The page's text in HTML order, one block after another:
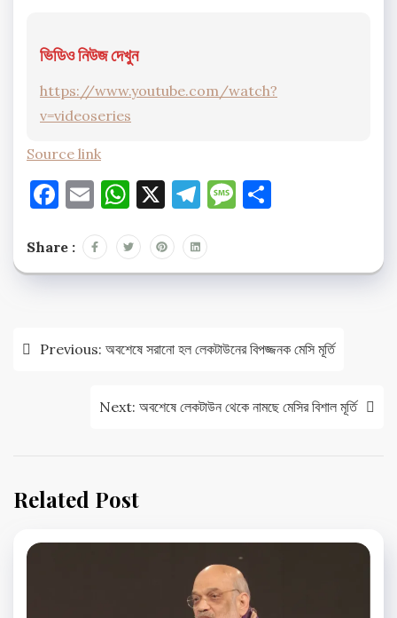
ভিডিও নিউজ দেখুন
https://www.youtube.com/watch?
v=videoseries
Source link
Facebook
EmailWhatsApp
X Telegram
Message
Share :
PostPrevious: অবশেষে সরানো হল লেকটাউনের বিপজ্জনক মেসি মূর্তি
Next: অবশেষে লেকটাউন থেকে নামছে মেসির বিশাল মূর্তি
Related Post